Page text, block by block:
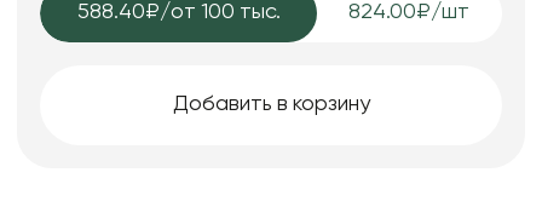
588.40₽/от 100 тыс. 824.00₽/шт
Добавить в корзину